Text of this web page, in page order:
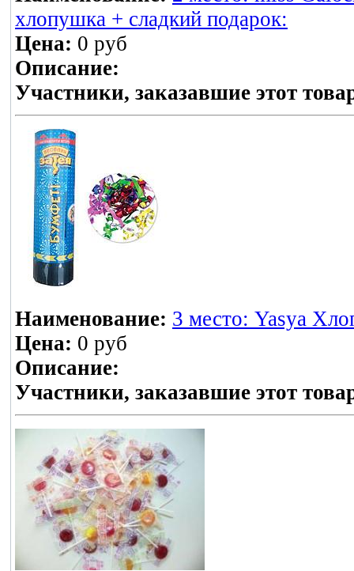
хлопушка + сладкий подарок:
Цена: 0 руб
Описание:
Участники, заказавшие этот
Наименование: 3 место: Yasya
Цена: 0 руб
Описание:
Участники, заказавшие этот